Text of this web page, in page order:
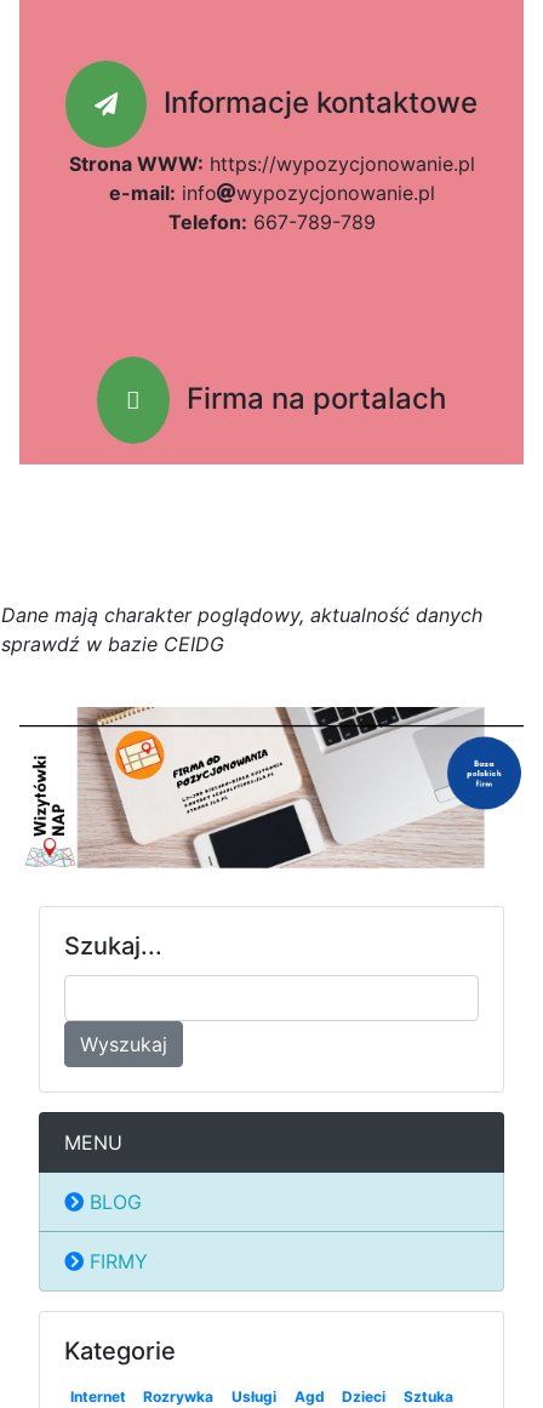
Informacje kontaktowe
Strona WWW: https://wypozycjonowanie.pl
e-mail: b
in2d
fo wypo9
zycdc
c7ae
jono9b
wan1af
ie.p39e
l
Telefon: 667-789-789
Firma na portalach
Dane mają charakter poglądowy, aktualność danych
sprawdź w bazie CEIDG
Szukaj...
Wyszukaj
MENU
BLOG
FIRMY
Kategorie
Internet Rozrywka Usługi Agd Dzieci
Sztuka